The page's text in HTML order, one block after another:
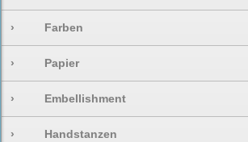
› Farben
› Papier
› Embellishment
› Handstanzen